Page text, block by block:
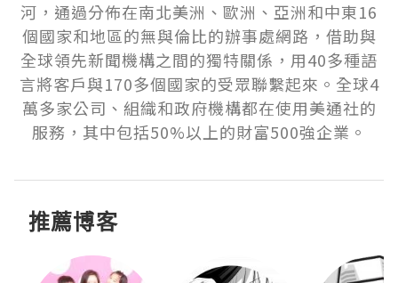
河，通過分佈在南北美洲、歐洲、亞洲和中東16
個國家和地區的無與倫比的辦事處網路，借助與
全球領先新聞機構之間的獨特關係，用40多種語
言將客戶與170多個國家的受眾聯繫起來。全球4
萬多家公司、組織和政府機構都在使用美通社的
服務，其中包括50%以上的財富500強企業。
推薦博客